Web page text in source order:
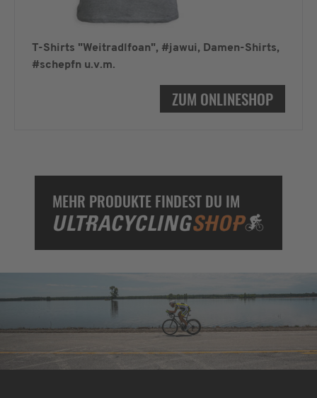
T-Shirts "Weitradlfoan", #jawui, Damen-Shirts,
#schepfn u.v.m.
ZUM ONLINESHOP
MEHR PRODUKTE FINDEST DU IM